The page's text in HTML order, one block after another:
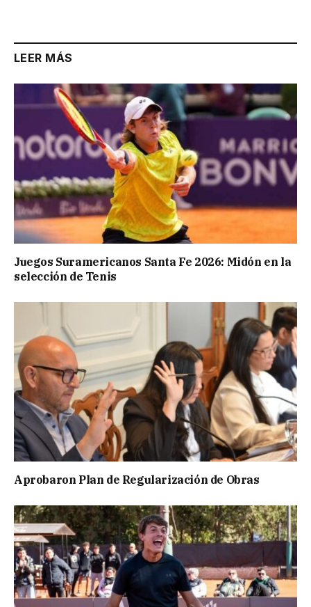
LEER MÁS
Juegos Suramericanos Santa Fe 2026: Midón en la
selección de Tenis
Aprobaron Plan de Regularización de Obras